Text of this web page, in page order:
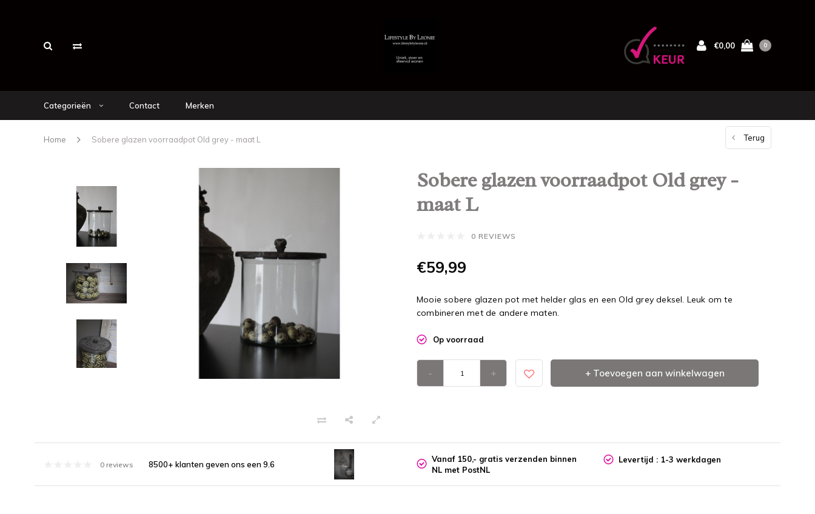
€0,00 0
Categorieën Contact Merken
Home Sobere glazen voorraadpot Old grey - maat L Terug
Sobere glazen voorraadpot Old grey -
maat L
0 REVIEWS
€59,99
Mooie sobere glazen pot met helder glas en een Old grey deksel. Leuk om te
combineren met de andere maten.
Op voorraad
- + + Toevoegen aan winkelwagen
0 reviews 8500+ klanten geven ons een 9.6
Vanaf 150,- gratis verzenden binnen
NL met PostNL
Levertijd : 1-3 werkdagen